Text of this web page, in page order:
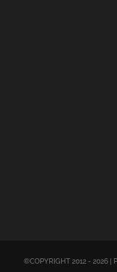
©COPYRIGHT 2012 - 2026 |